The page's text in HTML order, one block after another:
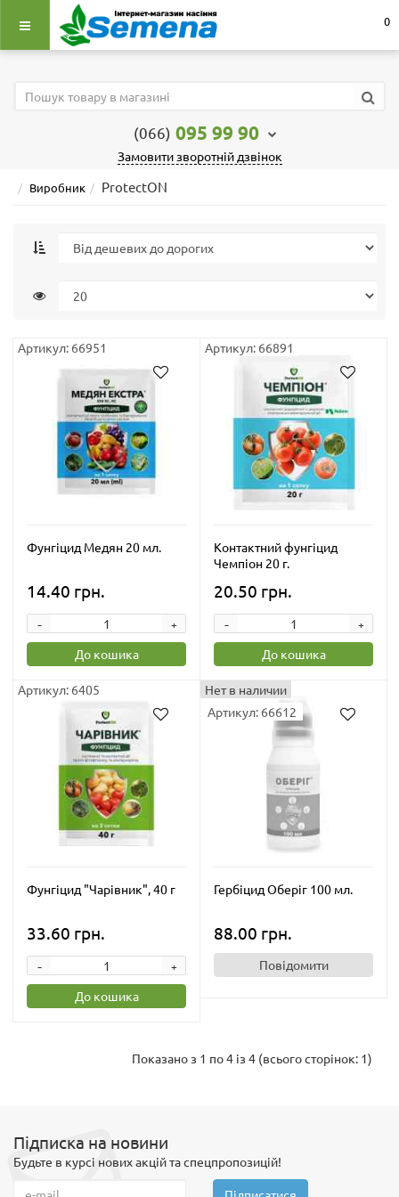
0
(066) 095 99 90
Замовити зворотній дзвінок
Виробник ProtectON
Артикул: 66951
Фунгіцид Медян 20 мл.
14.40 грн.
+
-
До кошика
Артикул: 66891
Контактний фунгіцид
Чемпіон 20 г.
20.50 грн.
+
-
До кошика
Артикул: 6405
Фунгіцид "Чарівник", 40 г
33.60 грн.
+
-
До кошика
Нет в наличии
Артикул: 66612
Гербіцид Оберіг 100 мл.
88.00 грн.
Повідомити
Показано з 1 по 4 із 4 (всього сторінок: 1)
Підписка на новини
Будьте в курсі нових акцій та спецпропозицій!